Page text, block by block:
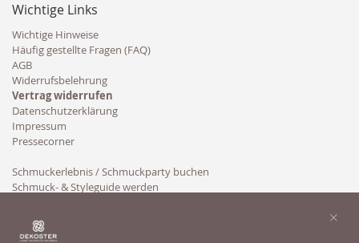
Wichtige Links
Wichtige Hinweise
Häufig gestellte Fragen (FAQ)
AGB
Widerrufsbelehrung
Vertrag widerrufen
Datenschutzerklärung
Impressum
Pressecorner
Schmuckerlebnis / Schmuckparty buchen
Schmuck- & Styleguide werden
×